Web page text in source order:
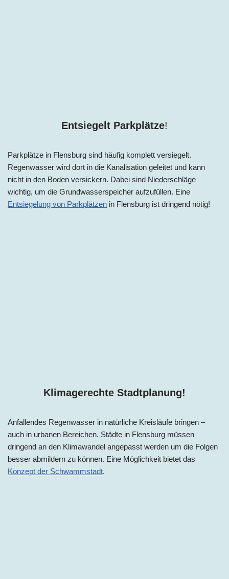
Entsiegelt Parkplätze!
Parkplätze in Flensburg sind häufig komplett versiegelt.
Regenwasser wird dort in die Kanalisation geleitet und kann
nicht in den Boden versickern. Dabei sind Niederschläge
wichtig, um die Grundwasserspeicher aufzufüllen. Eine
Entsiegelung von Parkplätzen in Flensburg ist dringend nötig!
Klimagerechte Stadtplanung!
Anfallendes Regenwasser in natürliche Kreisläufe bringen –
auch in urbanen Bereichen. Städte in Flensburg müssen
dringend an den Klimawandel angepasst werden um die Folgen
besser abmildern zu können. Eine Möglichkeit bietet das
Konzept der Schwammstadt.